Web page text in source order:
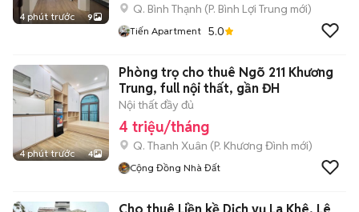
4 phút trước 9
Q. Bình Thạnh (P. Bình Lợi Trung mới)
Tiến Apartment 5.0
4 phút trước 4
Phòng trọ cho thuê Ngõ 211 Khương
Trung, full nội thất, gần ĐH
Nội thất đầy đủ
4 triệu/tháng
Q. Thanh Xuân (P. Khương Đình mới)
Cộng Đồng Nhà Đất